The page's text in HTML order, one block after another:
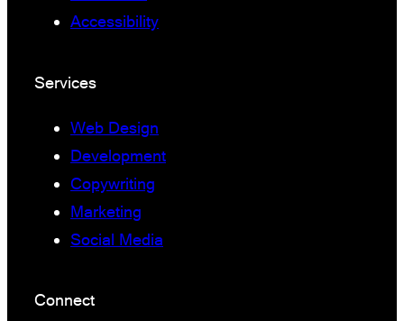
Accessibility
Services
Web Design
Development
Copywriting
Marketing
Social Media
Connect